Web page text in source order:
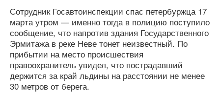
Сотрудник Госавтоинспекции спас петербуржца 17
марта утром — именно тогда в полицию поступило
сообщение, что напротив здания Государственного
Эрмитажа в реке Неве тонет неизвестный. По
прибытии на место происшествия
правоохранитель увидел, что пострадавший
держится за край льдины на расстоянии не менее
30 метров от берега.